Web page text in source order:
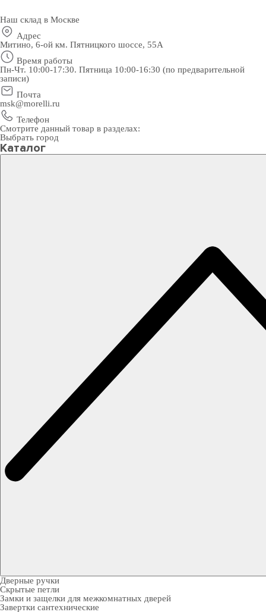
Наш склад в Москве
Адрес
Митино, 6-ой км. Пятницкого шоссе, 55А
Время работы
Пн-Чт. 10:00-17:30. Пятница 10:00-16:30 (по предварительной
записи)
Почта
msk@morelli.ru
Телефон
Смотрите данный товар в разделах:
Выбрать город
Каталог
Дверные ручки
Скрытые петли
Замки и защелки для межкомнатных дверей
Завертки сантехнические